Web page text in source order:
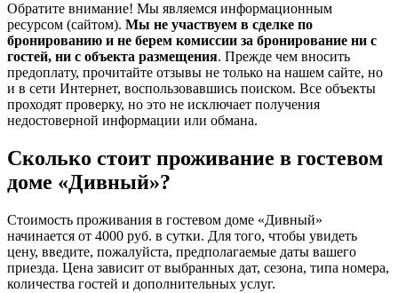
Обратите внимание! Мы являемся информационным
ресурсом (сайтом). Мы не участвуем в сделке по
бронированию и не берем комиссии за бронирование ни с
гостей, ни с объекта размещения. Прежде чем вносить
предоплату, прочитайте отзывы не только на нашем сайте, но
и в сети Интернет, воспользовавшись поиском. Все объекты
проходят проверку, но это не исключает получения
недостоверной информации или обмана.
Сколько стоит проживание в гостевом
доме «Дивный»?
Стоимость проживания в гостевом доме «Дивный»
начинается от 4000 руб. в сутки. Для того, чтобы увидеть
цену, введите, пожалуйста, предполагаемые даты вашего
приезда. Цена зависит от выбранных дат, сезона, типа номера,
количества гостей и дополнительных услуг.